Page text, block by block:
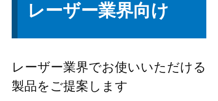
レーザー業界向け
レーザー業界でお使いいただける
製品をご提案します